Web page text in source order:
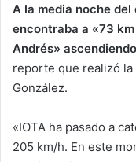
A la media noche
encontraba a «73
Andrés»
reporte que realizó la
González.
«IOTA ha pasado a
205 km/h. En este